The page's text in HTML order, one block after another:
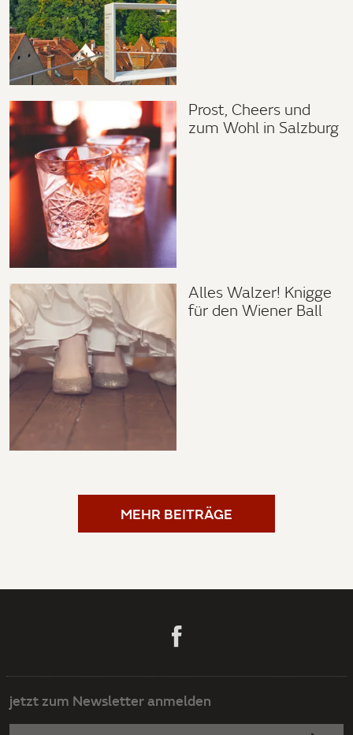
Prost, Cheers und
zum Wohl in Salzburg
Alles Walzer! Knigge
für den Wiener Ball
MEHR BEITRÄGE
jetzt zum Newsletter anmelden